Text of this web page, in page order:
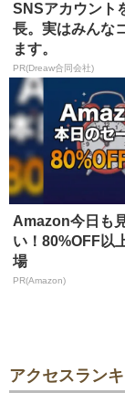
SNSアカウント
長。実はみんな
ます。
PR(Dreaw合同会社)
Amazon今日も
い！80%OFF以
場
PR(Amazon)
アクセスランキ